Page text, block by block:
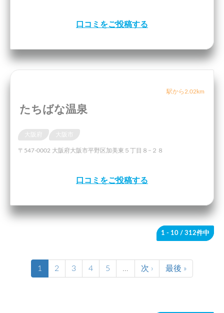
口コミをご投稿する
駅から2.02km
たちばな温泉
〒547-0002 大阪府大阪市平野区加美東５丁目８−２８
口コミをご投稿する
1 - 10 / 312件中
1 2 3 4 5 … 次 › 最後 »